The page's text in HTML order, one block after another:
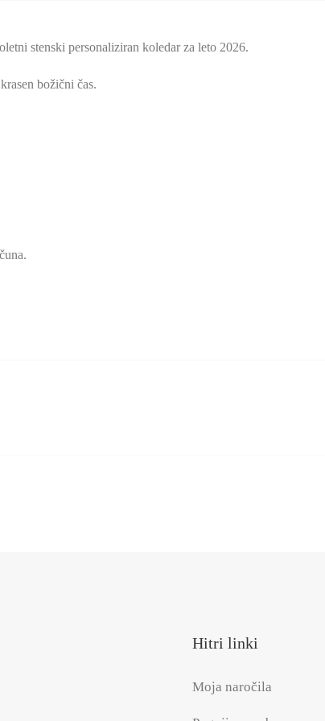
stenski personaliziran koledar za leto 2026.
božični čas.
Hitri linki
Moja naročila